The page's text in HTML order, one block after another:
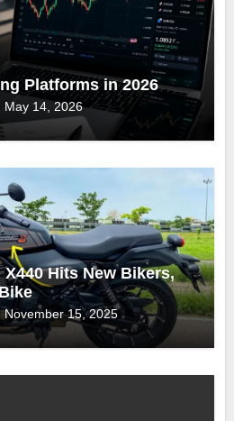
Platforms in 2026
May 14, 2026
Hits New Bikers,
November 15, 2025